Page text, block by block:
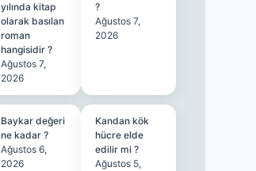
yılında kitap
olarak basılan
roman
hangisidir ?
Ağustos 7,
2026
?
Ağustos 7,
2026
Baykar değeri
ne kadar ?
Ağustos 6,
2026
Kandan kök
hücre elde
edilir mi ?
Ağustos 5,